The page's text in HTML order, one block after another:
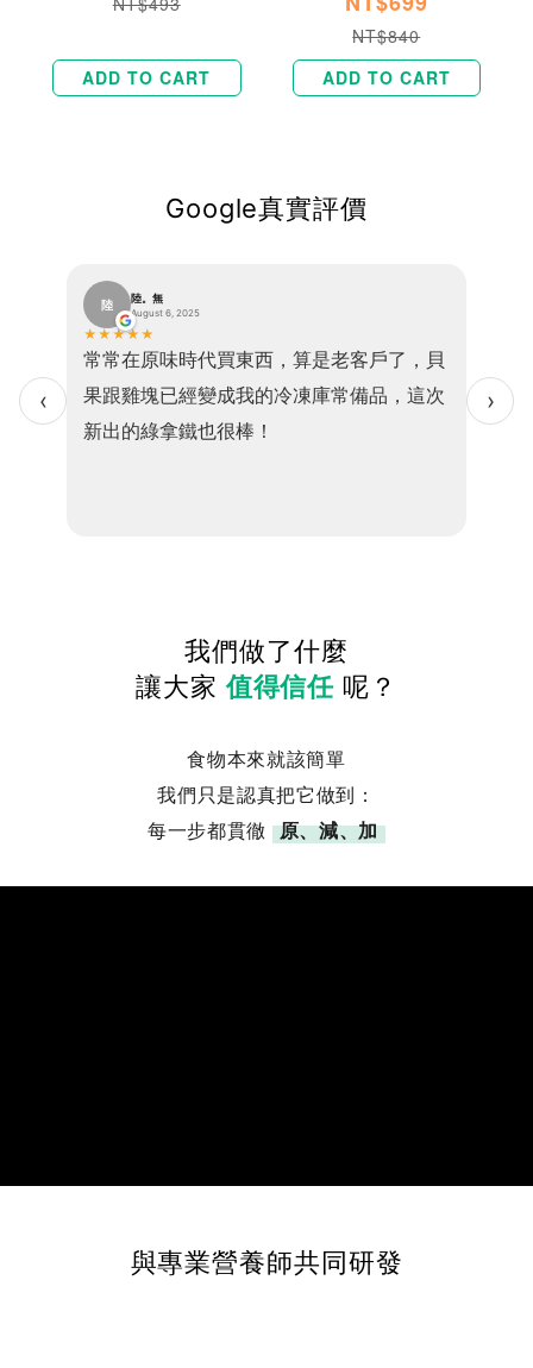
ADD TO CART
NT$840
ADD TO CART
Google真實評價
‹
陸 陸。無
August 6, 2025
★ ★ ★★ ★
常常在原味時代買東西，算是老客戶了，貝
果跟雞塊已經變成我的冷凍庫常備品，這次
新出的綠拿鐵也很棒！
感鬆
完後
›
我們做了什麼
讓大家值得信任 呢？
食物本來就該簡單
我們只是認真把它做到：
每一步都貫徹 原、減、加
與專業營養師共同研發